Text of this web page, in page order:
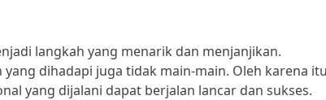
langkah yang menarik dan menjanjikan.
dihadapi juga tidak main-main. Oleh karena
yang dijalani dapat berjalan lancar dan sukses.